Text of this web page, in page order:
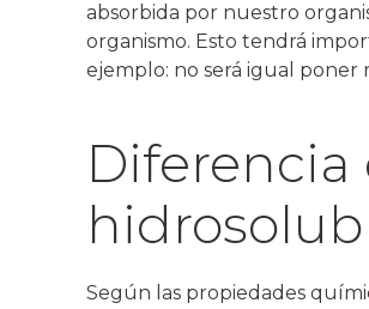
absorbida por nuestro
organismo. Esto tendrá
ejemplo: no será igual poner
Según las propiedades